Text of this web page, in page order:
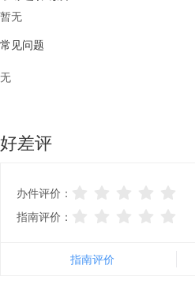
暂无
常见问题
无
好差评
办件评价：
指南评价：
指南评价